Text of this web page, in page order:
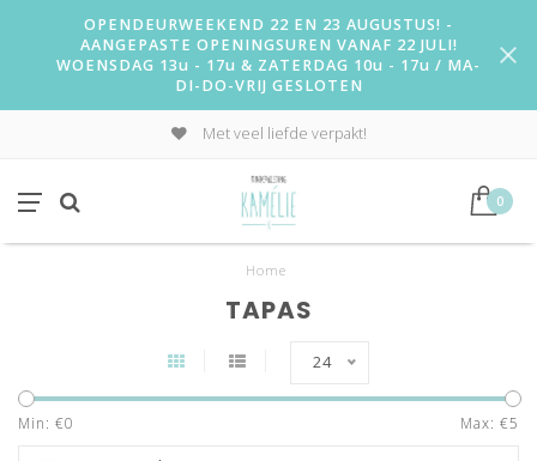
OPENDEURWEEKEND 22 EN 23 AUGUSTUS! -
AANGEPASTE OPENINGSUREN VANAF 22 JULI!
WOENSDAG 13u - 17u & ZATERDAG 10u - 17u / MA-
DI-DO-VRIJ GESLOTEN
Met veel liefde verpakt!
0
Home
TAPAS
24
Min: €0 Max: €5